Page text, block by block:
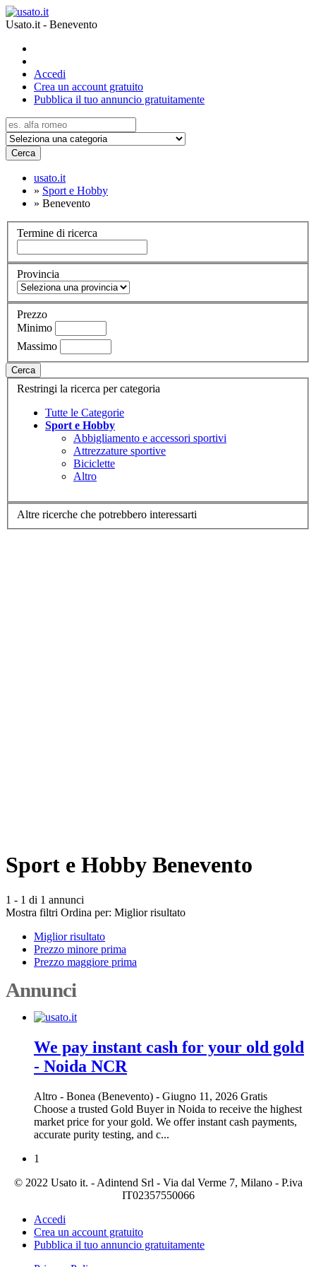
Usato.it - Benevento
Accedi
Crea un account gratuito
Pubblica il tuo annuncio gratuitamente
Cerca
usato.it
» Sport e Hobby
» Benevento
Termine di ricerca
Provincia
Prezzo
Minimo
Massimo
Cerca
Restringi la ricerca per categoria
Tutte le Categorie
Sport e Hobby
Abbigliamento e accessori sportivi
Attrezzature sportive
Biciclette
Altro
Altre ricerche che potrebbero interessarti
Sport e Hobby Benevento
1 - 1 di 1 annunci
Mostra filtri Ordina per: Miglior risultato
Miglior risultato
Prezzo minore prima
Prezzo maggiore prima
Annunci
We pay instant cash for your old gold
- Noida NCR
Altro - Bonea (Benevento) - Giugno 11, 2026 Gratis
Choose a trusted Gold Buyer in Noida to receive the highest
market price for your gold. We offer instant cash payments,
accurate purity testing, and c...
1
© 2022 Usato it. - Adintend Srl - Via dal Verme 7, Milano - P.iva
IT02357550066
Accedi
Crea un account gratuito
Pubblica il tuo annuncio gratuitamente